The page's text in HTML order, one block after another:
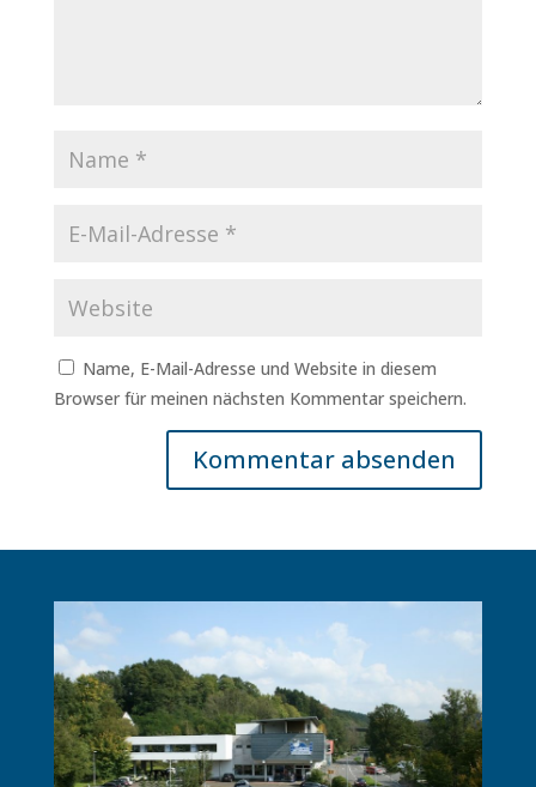
Name, E-Mail-Adresse und Website in diesem
Browser für meinen nächsten Kommentar speichern.